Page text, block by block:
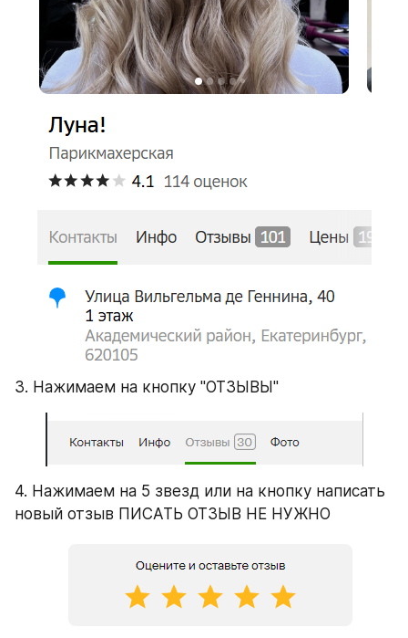
3. Нажимаем на кнопку "ОТЗЫВЫ"
4. Нажимаем на 5 звезд или на кнопку написать
новый отзыв ПИСАТЬ ОТЗЫВ НЕ НУЖНО